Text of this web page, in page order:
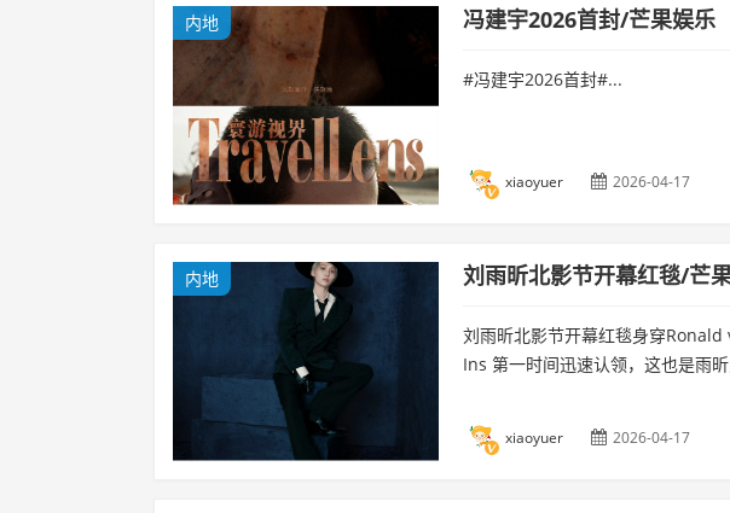
内地 冯建宇2026首封/芒果娱乐
#冯建宇2026首封#...
xiaoyuer 2026-04-17
内地 刘雨昕北影节开幕红毯/芒
刘雨昕北影节开幕红毯身穿
Ins 第一时间迅速认领，这也是雨
xiaoyuer 2026-04-17